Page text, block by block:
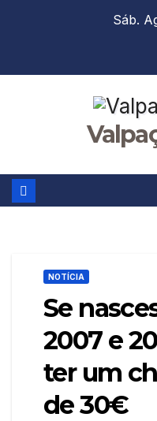
Sáb.
NOTÍCIA
Se
2007 e
ter um
de 30€